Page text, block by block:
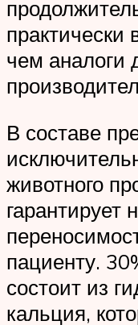
чем аналоги
В составе
животного
гарантирует
пациенту.
состоит из
кальция,